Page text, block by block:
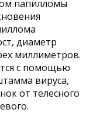
папилломы
диаметр
миллиметров.
с помощью
вируса,
от телесного